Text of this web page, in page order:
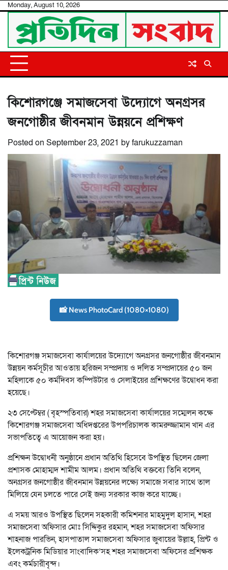
Skip
content
Monday, August 10, 2026
কিশোরগঞ্জে সমাজসেবা উদ্যোগে অনগ্রসর
জনগোষ্ঠীর জীবনমান উন্নয়নে প্রশিক্ষণ
Posted on September 23, 2021 byfarukuzzaman
📸 News PhotoCard (1080×1080)
কিশোরগঞ্জ সমাজসেবা কার্যালয়ের উদ্যোগে অনগ্রসর জনগোষ্ঠীর জীবনমান
উন্নয়ন কর্মসূচীর আওতায় হরিজন সম্প্রদায় ও দলিত সম্প্রদায়ের ৫০ জন
মহিলাকে ৫০ কর্মদিবস কম্পিউটার ও সেলাইয়ের প্রশিক্ষণের উদ্বোধন করা
হয়েছে।
২৩ সেপ্টেম্বর ( বৃহস্পতিবার) শহর সমাজসেবা কার্যালয়ের সম্মেলন কক্ষে
কিশোরগঞ্জ সমাজসেবা অধিদপ্তরের উপপরিচালক কামরুজ্জামান খান এর
সভাপতিত্বে এ আয়োজন করা হয়।
প্রশিক্ষন উদ্বোধনী অনুষ্ঠানে প্রধান অতিথি হিসেবে উপস্থিত ছিলেন জেলা
প্রশাসক মোহাম্মদ শামীম আলম। প্রধান অতিথি বক্তব্যে তিনি বলেন,
অনগ্রসর জনগোষ্ঠীর জীবনমান উন্নয়নের লক্ষ্যে সমাজে সবার সাথে তাল
মিলিয়ে যেন চলতে পারে সেই জন্য সরকার কাজ করে যাচ্ছে।
এ সময় আরও উপস্থিত ছিলেন সহকারী কমিশনার মাহমুদুল হাসান, শহর
সমাজসেবা অফিসার মোঃ সিদ্দিকুর রহমান, শহর সমাজসেবা অফিসার
শাহনাজ পারভিন, হাসপাতাল সমাজসেবা অফিসার জুবায়ের উল্লাহ, প্রিন্ট ও
ইলেকট্রনিক মিডিয়ার সাংবাদিক’সহ শহর সমাজসেবা অফিসের প্রশিক্ষক
এবং কর্মচারীবৃন্দ।